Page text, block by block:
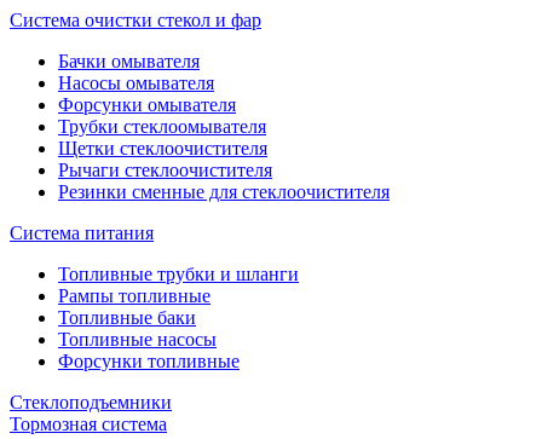
Система очистки стекол и фар
Бачки омывателя
Насосы омывателя
Форсунки омывателя
Трубки стеклоомывателя
Щетки стеклоочистителя
Рычаги стеклоочистителя
Резинки сменные для стеклоочистителя
Система питания
Топливные трубки и шланги
Рампы топливные
Топливные баки
Топливные насосы
Форсунки топливные
Стеклоподъемники
Тормозная система